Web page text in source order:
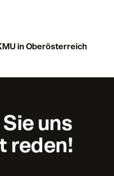
in Oberösterreich
Sie uns
reden!